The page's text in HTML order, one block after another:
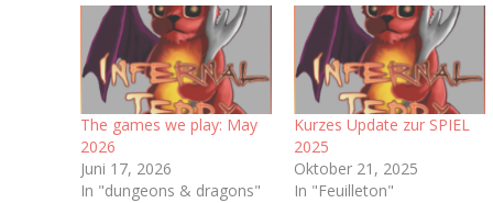
The games we play: May
2026
Juni 17, 2026
In "dungeons & dragons"
Kurzes Update zur SPIEL
2025
Oktober 21, 2025
In "Feuilleton"